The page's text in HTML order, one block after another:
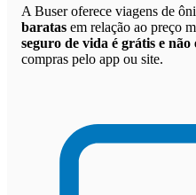
A Buser oferece viagens de
baratas em relação ao preço
seguro de vida é grátis e
compras pelo app ou site.